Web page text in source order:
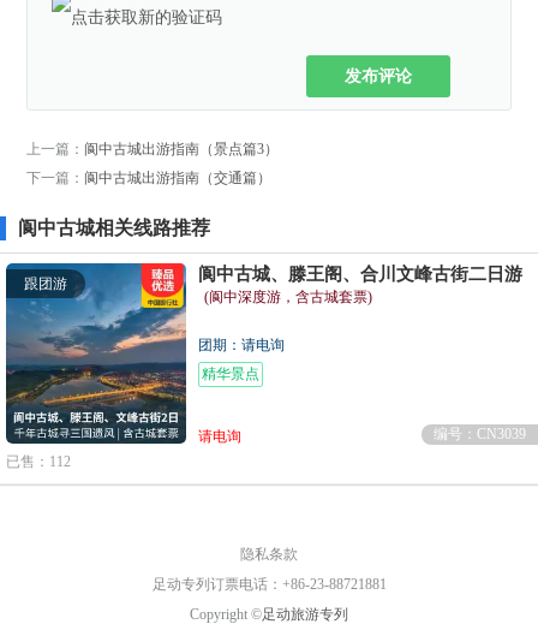
发布评论
上一篇： 阆中古城出游指南（景点篇3）
下一篇： 阆中古城出游指南（交通篇）
阆中古城相关线路推荐
跟团游 阆中古城、滕王阁、合川文峰古街二日游
(阆中深度游，含古城套票)
团期：请电询
精华景点
请电询
编号：CN3039
已售：112
隐私条款
足动专列订票电话：+86-23-88721881
Copyright ©足动旅游专列